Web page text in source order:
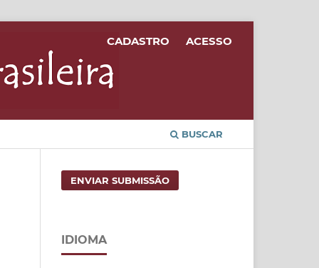
BUSCAR
CADASTRO ACESSO
ENVIAR SUBMISSÃO
IDIOMA